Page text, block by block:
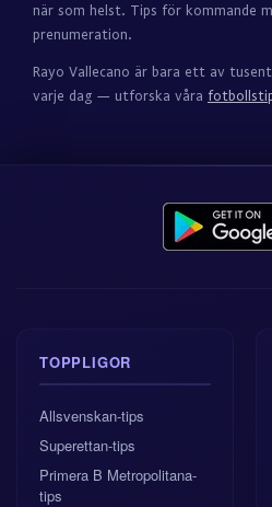
när som helst. Tips för kommande
prenumeration.
Rayo Vallecano är bara ett av
varje dag — utforska våra
TOPPLIGOR
Allsvenskan-tips
Superettan-tips
Primera B Metropolitana-
tips